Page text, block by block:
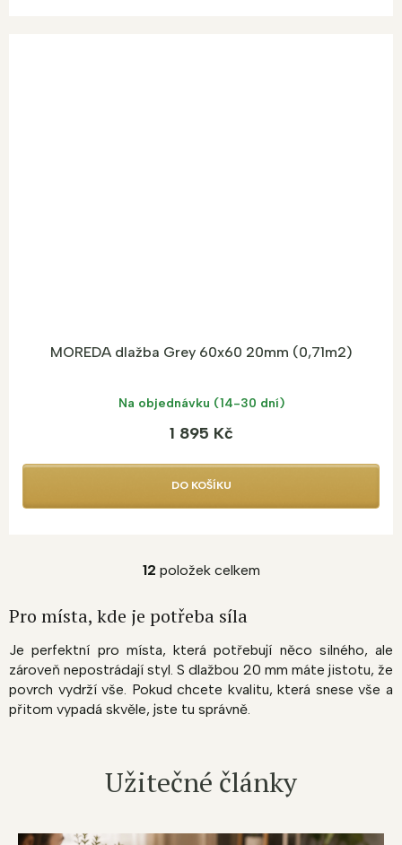
MOREDA dlažba Grey 60x60 20mm (0,71m2)
Na objednávku (14-30 dní)
1 895 Kč
DO KOŠÍKU
O
l
á
d
a
c
í
p
y
v
p
12 položek celkem
Pro místa, kde je potřeba síla
Je perfektní pro místa, která potřebují něco silného, ale
zároveň nepostrádají styl. S dlažbou 20 mm máte jistotu, že
povrch vydrží vše. Pokud chcete kvalitu, která snese vše a
přitom vypadá skvěle, jste tu správně.
Užitečné články